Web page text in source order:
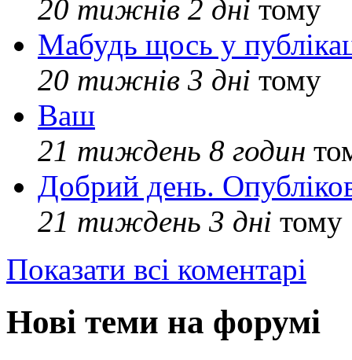
20 тижнів 2 дні тому
Мабудь щось у
20 тижнів 3 дні тому
Ваш
21 тиждень 8 годин
Добрий день.
21 тиждень 3 дні тому
Показати всі коментарі
Нові теми на форумі